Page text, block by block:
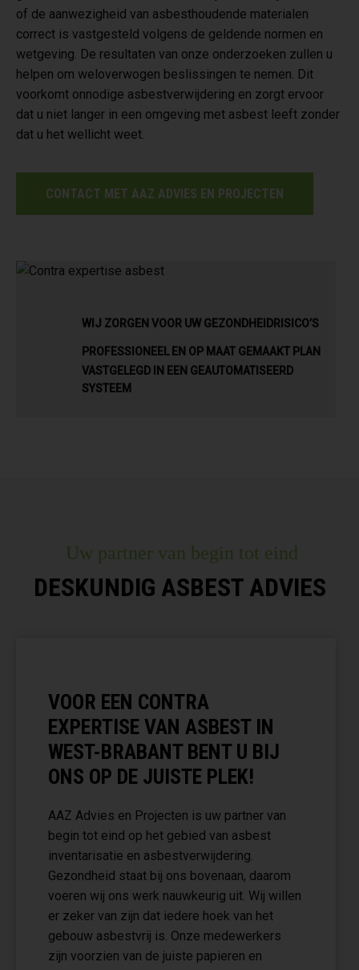
of de aanwezigheid van asbesthoudende materialen
correct is vastgesteld volgens de geldende normen en
wetgeving. De resultaten van onze onderzoeken zullen u
helpen om weloverwogen beslissingen te nemen. Dit
voorkomt onnodige asbestverwijdering en zorgt ervoor
dat u niet langer in een omgeving met asbest leeft zonder
dat u het wellicht weet.
CONTACT MET AAZ ADVIES EN PROJECTEN
WIJ ZORGEN VOOR UW GEZONDHEIDRISICO’S
PROFESSIONEEL EN OP MAAT GEMAAKT PLAN
VASTGELEGD IN EEN GEAUTOMATISEERD
SYSTEEM
Uw partner van begin tot eind
DESKUNDIG ASBEST ADVIES
VOOR EEN CONTRA
EXPERTISE VAN ASBEST IN
WEST-BRABANT BENT U BIJ
ONS OP DE JUISTE PLEK!
AAZ Advies en Projecten is uw partner van
begin tot eind op het gebied van asbest
inventarisatie en asbestverwijdering.
Gezondheid staat bij ons bovenaan, daarom
voeren wij ons werk nauwkeurig uit. Wij willen
er zeker van zijn dat iedere hoek van het
gebouw asbestvrij is. Onze medewerkers
zijn voorzien van de juiste papieren en